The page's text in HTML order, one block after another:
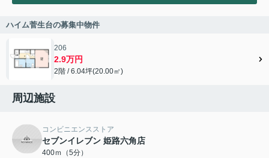
ハイム菅生台の募集中物件
206
2.9万円
2階 / 6.04坪(20.00㎡)
周辺施設
コンビニエンスストア
セブンイレブン 姫路六角店
400ｍ（5分）